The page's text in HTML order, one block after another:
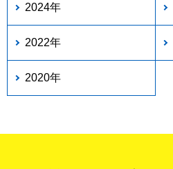
2024年
2022年
2020年